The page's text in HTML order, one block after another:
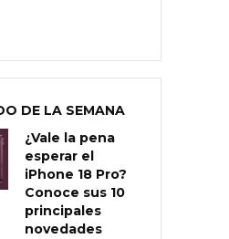
DE LA SEMANA
¿Vale la pena
esperar el
iPhone 18 Pro?
Conoce sus 10
principales
novedades